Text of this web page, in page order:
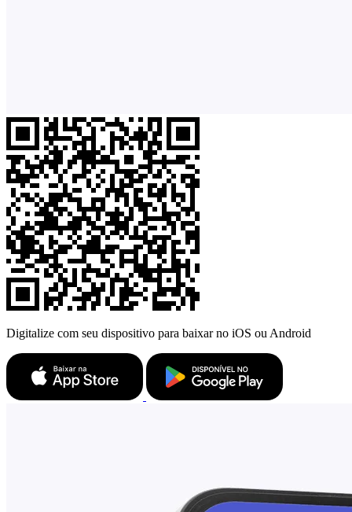
Digitalize com seu dispositivo para baixar no iOS ou Android